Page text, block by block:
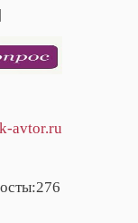
avtor.ru